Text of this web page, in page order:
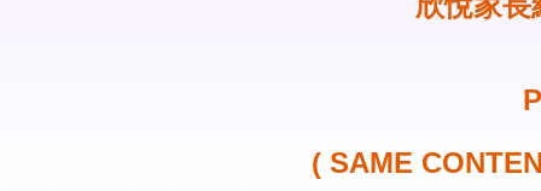
( SAME